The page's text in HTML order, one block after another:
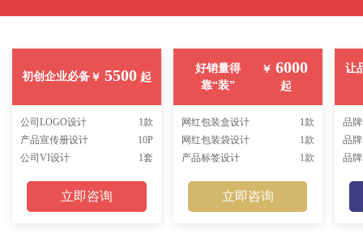
初创企业必备￥ 5500 起
公司LOGO设计
1款
产品宣传册设计
10P
公司VI设计
1套
立即咨询
好销量得
靠“装”
￥ 6000
起
网红包装盒设计
1款
网红包装袋设计
1款
产品标签设计
1款
立即咨询
让
品
品
品